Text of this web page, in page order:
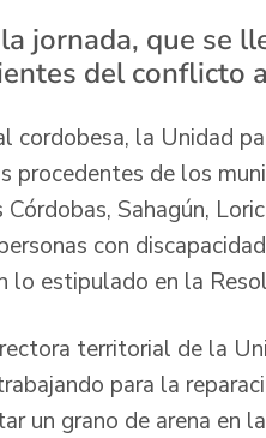
jornada, que se
del conflicto
cordobesa, la Unidad
procedentes de los
Córdobas, Sahagún,
con
lo estipulado en la
territorial de la
para la
un grano de arena en